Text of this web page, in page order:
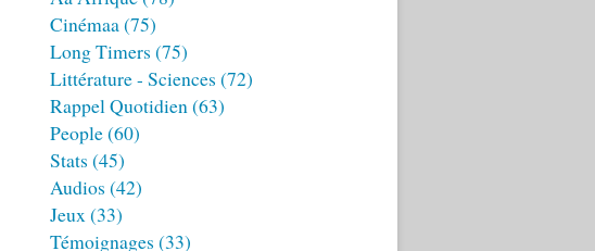
Cinémaa(75)
Long Timers (75)
Littérature - Sciences (72)
Rappel Quotidien(63)
People(60)
Stats (45)
Audios (42)
Jeux(33)
Témoignages (33)